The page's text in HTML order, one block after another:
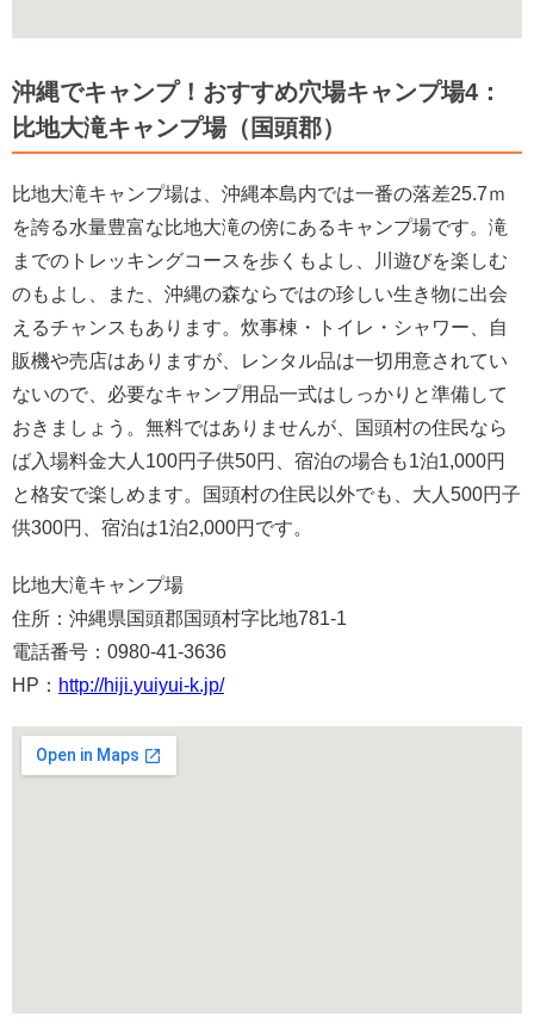
沖縄でキャンプ！おすすめ穴場キャンプ場4：
比地大滝キャンプ場（国頭郡）
比地大滝キャンプ場は、沖縄本島内では一番の落差25.7ｍ
を誇る水量豊富な比地大滝の傍にあるキャンプ場です。滝
までのトレッキングコースを歩くもよし、川遊びを楽しむ
のもよし、また、沖縄の森ならではの珍しい生き物に出会
えるチャンスもあります。炊事棟・トイレ・シャワー、自
販機や売店はありますが、レンタル品は一切用意されてい
ないので、必要なキャンプ用品一式はしっかりと準備して
おきましょう。無料ではありませんが、国頭村の住民なら
ば入場料金大人100円子供50円、宿泊の場合も1泊1,000円
と格安で楽しめます。国頭村の住民以外でも、大人500円子
供300円、宿泊は1泊2,000円です。
比地大滝キャンプ場
住所：沖縄県国頭郡国頭村字比地781-1
電話番号：0980-41-3636
HP： http://hiji.yuiyui-k.jp/